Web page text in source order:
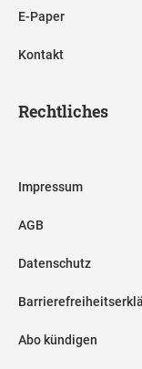
E-Paper
Kontakt
Rechtliches
Impressum
AGB
Datenschutz
Abo kündigen